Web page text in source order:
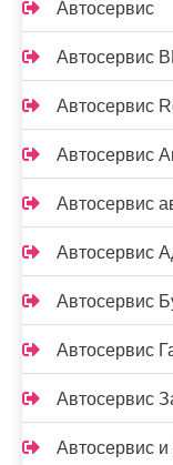
Автосервис
Автосервис
Автосервис
Автосервис
Автосервис
Автосервис
Автосервис
Автосервис
Автосервис
Автосервис